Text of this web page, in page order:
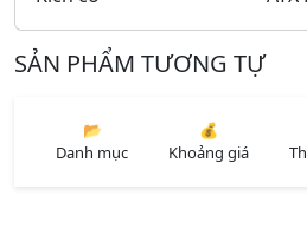
SẢN PHẨM TƯƠNG TỰ
📂
Danh mục
💰
Khoảng giá